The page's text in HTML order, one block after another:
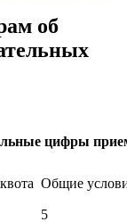
об
цифры
Общие
5